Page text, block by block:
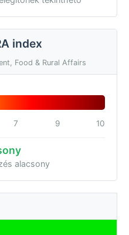
index
Food & Rural Affairs
7 9 10
alacsony